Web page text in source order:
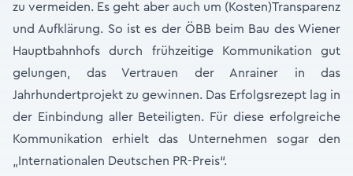
zu vermeiden. Es geht aber auch um (Kosten)Transparenz
und Aufklärung. So ist es der ÖBB beim Bau des Wiener
Hauptbahnhofs durch frühzeitige Kommunikation gut
gelungen, das Vertrauen der Anrainer in das
Jahrhundertprojekt zu gewinnen. Das Erfolgsrezept lag in
der Einbindung aller Beteiligten. Für diese erfolgreiche
Kommunikation erhielt das Unternehmen sogar den
„Internationalen Deutschen PR-Preis“.